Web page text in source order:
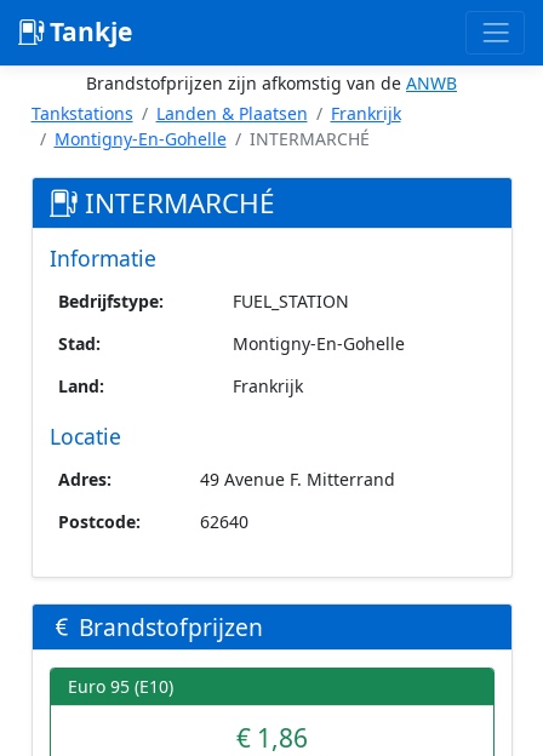
Tankje
Brandstofprijzen zijn afkomstig van de ANWB
Tankstations
Landen & Plaatsen
Frankrijk
Montigny-En-Gohelle
INTERMARCHÉ
INTERMARCHÉ
Informatie
Bedrijfstype:
FUEL_STATION
Stad:
Montigny-En-Gohelle
Land:
Frankrijk
Locatie
Adres:
49 Avenue F. Mitterrand
Postcode:
62640
Brandstofprijzen
Euro 95 (E10)
€ 1,86